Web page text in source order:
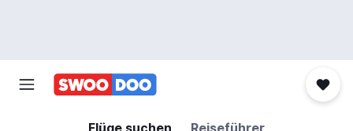
Flüge suchen Reiseführer